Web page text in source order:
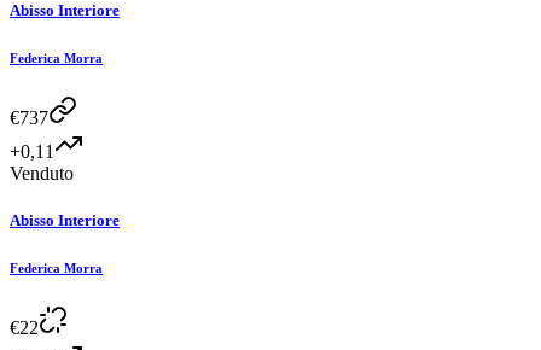
Abisso Interiore
Federica Morra
€737
+0,11
Venduto
Abisso Interiore
Federica Morra
€22